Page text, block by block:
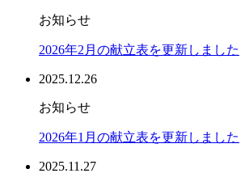
お知らせ
2026年2月の献立表を更新しました
2025.12.26
お知らせ
2026年1月の献立表を更新しました
2025.11.27